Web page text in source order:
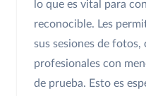
lo que es vital para
reconocible. Les
sus sesiones de
profesionales con
de prueba. Esto es